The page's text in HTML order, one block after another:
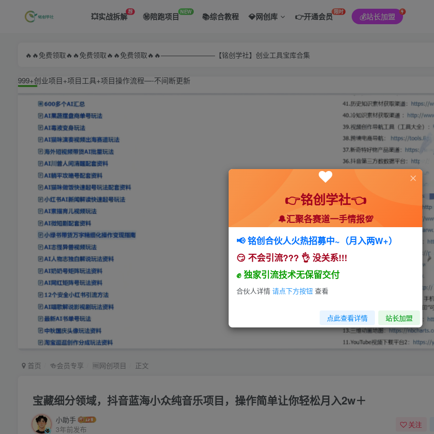
💥实战拆解荐 ㊙️陪跑项目NEW 📚综合教程 💎网创库 👉开通会员限时 💰站长加盟
🔥🔥免费领取🔥🔥免费领取🔥🔥免费领取🔥🔥————————【铭创学社】创业工具宝库合集
999+创业项目+项目工具+项目操作流程—-不间断更新
首页 🍻会员专享 🆓网创项目 正文
宝藏细分领域，抖音蓝海小众纯音乐项目，操作简单让你轻松月入2w＋
小助手
3年前发布
关注
👉铭创学社👈
🔔汇聚各赛道一手情报💯
📢 铭创合伙人火热招募中~（月入两W+）
😏 不会引流??? 👌 没关系!!!
✊ 独家引流技术无保留交付
合伙人详情 请点下方按钮 查看
点此查看详情 站长加盟